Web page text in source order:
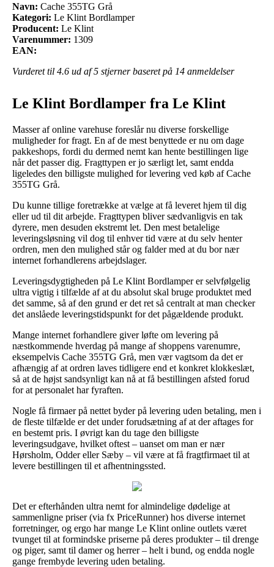
Navn: Cache 355TG Grå
Kategori: Le Klint Bordlamper
Producent: Le Klint
Varenummer: 1309
EAN:
Vurderet til 4.6 ud af 5 stjerner baseret på 14 anmeldelser
Le Klint Bordlamper fra Le Klint
Masser af online varehuse foreslår nu diverse forskellige
muligheder for fragt. En af de mest benyttede er nu om dage
pakkeshops, fordi du dermed nemt kan hente bestillingen lige
når det passer dig. Fragttypen er jo særligt let, samt endda
ligeledes den billigste mulighed for levering ved køb af Cache
355TG Grå.
Du kunne tillige foretrække at vælge at få leveret hjem til dig
eller ud til dit arbejde. Fragttypen bliver sædvanligvis en tak
dyrere, men desuden ekstremt let. Den mest betalelige
leveringsløsning vil dog til enhver tid være at du selv henter
ordren, men den mulighed står og falder med at du bor nær
internet forhandlerens arbejdslager.
Leveringsdygtigheden på Le Klint Bordlamper er selvfølgelig
ultra vigtig i tilfælde af at du absolut skal bruge produktet med
det samme, så af den grund er det ret så centralt at man checker
det anslåede leveringstidspunkt for det pågældende produkt.
Mange internet forhandlere giver løfte om levering på
næstkommende hverdag på mange af shoppens varenumre,
eksempelvis Cache 355TG Grå, men vær vagtsom da det er
afhængig af at ordren laves tidligere end et konkret klokkeslæt,
så at de højst sandsynligt kan nå at få bestillingen afsted forud
for at personalet har fyraften.
Nogle få firmaer på nettet byder på levering uden betaling, men i
de fleste tilfælde er det under forudsætning af at der aftages for
en bestemt pris. I øvrigt kan du tage den billigste
leveringsudgave, hvilket oftest – uanset om man er nær
Hørsholm, Odder eller Sæby – vil være at få fragtfirmaet til at
levere bestillingen til et afhentningssted.
Det er efterhånden ultra nemt for almindelige dødelige at
sammenligne priser (via fx PriceRunner) hos diverse internet
forretninger, og ergo har mange Le Klint online outlets været
tvunget til at formindske priserne på deres produkter – til drenge
og piger, samt til damer og herrer – helt i bund, og endda nogle
gange frembyde levering uden betaling.